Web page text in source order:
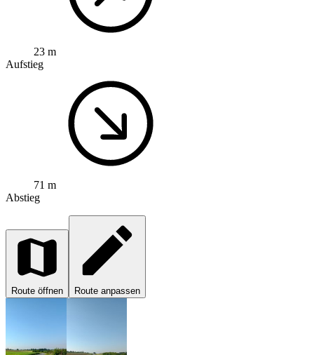
23 m
Aufstieg
71 m
Abstieg
Route öffnen Route anpassen